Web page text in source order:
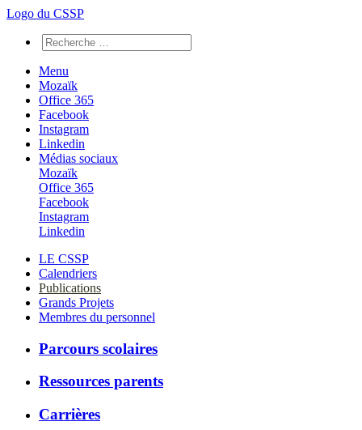
Logo du CSSP
Menu
Mozaïk
Office 365
Facebook
Instagram
Linkedin
Médias sociaux
Mozaïk
Office 365
Facebook
Instagram
Linkedin
LE CSSP
Calendriers
Publications
Grands Projets
Membres du personnel
Parcours scolaires
Ressources parents
Carrières